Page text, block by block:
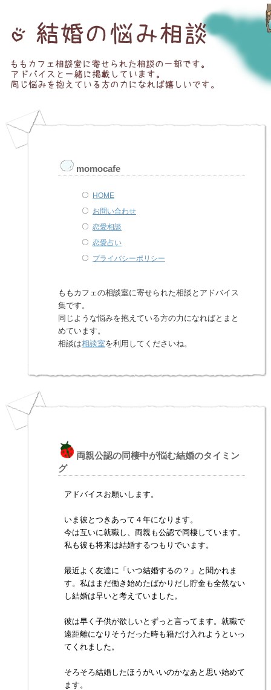
momocafe
HOME
お問い合わせ
恋愛相談
恋愛占い
プライバシーポリシー
ももカフェの相談室に寄せられた相談とアドバイス
集です。
同じような悩みを抱えている方の力になればとまと
めています。
相談は相談室を利用してくださいね。
両親公認の同棲中が悩む結婚のタイミン
グ
アドバイスお願いします。
いま彼とつきあって４年になります。
今は互いに就職し、両親も公認で同棲しています。
私も彼も将来は結婚するつもりでいます。
最近よく友達に「いつ結婚するの？」と聞かれま
す。私はまだ働き始めたばかりだし貯金も全然ない
し結婚は早いと考えていました。
彼は早く子供が欲しいとずっと言ってます。就職で
遠距離になりそうだった時も籍だけ入れようといっ
てくれました。
そろそろ結婚したほうがいいのかなあと思い始めて
ます。